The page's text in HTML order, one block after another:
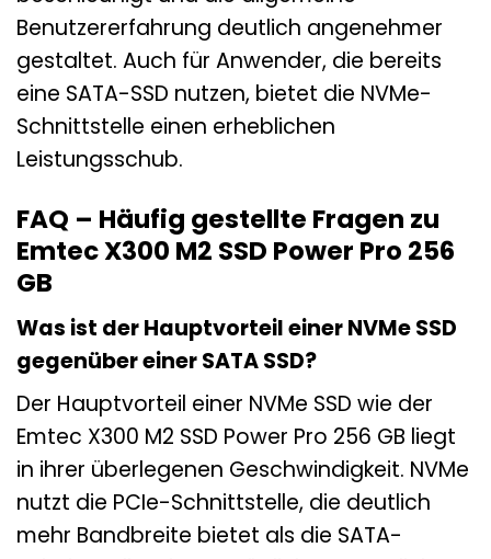
Benutzererfahrung deutlich angenehmer
gestaltet. Auch für Anwender, die bereits
eine SATA-SSD nutzen, bietet die NVMe-
Schnittstelle einen erheblichen
Leistungsschub.
FAQ – Häufig gestellte Fragen zu
Emtec X300 M2 SSD Power Pro 256
GB
Was ist der Hauptvorteil einer NVMe SSD
gegenüber einer SATA SSD?
Der Hauptvorteil einer NVMe SSD wie der
Emtec X300 M2 SSD Power Pro 256 GB liegt
in ihrer überlegenen Geschwindigkeit. NVMe
nutzt die PCIe-Schnittstelle, die deutlich
mehr Bandbreite bietet als die SATA-